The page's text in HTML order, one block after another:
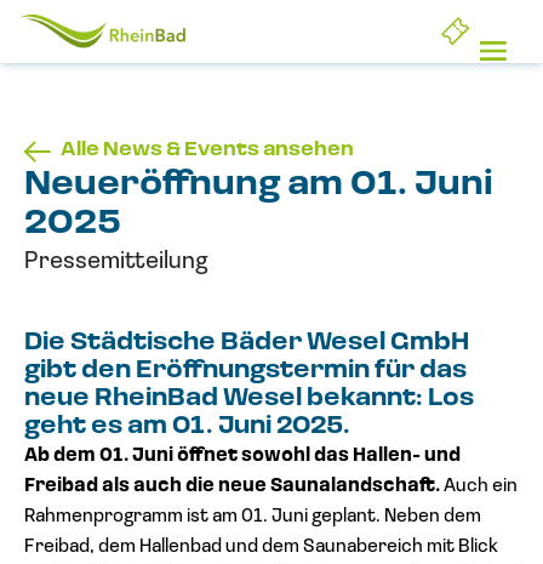
Startseite
Alle News & Events ansehen
Neueröffnung am 01. Juni
2025
Pressemitteilung
Die Städtische Bäder Wesel GmbH
gibt den Eröffnungstermin für das
neue RheinBad Wesel bekannt: Los
geht es am 01. Juni 2025.
Ab dem 01. Juni öffnet sowohl das Hallen- und
Freibad als auch die neue Saunalandschaft.Auch ein
Rahmenprogramm ist am 01. Juni geplant. Neben dem
Freibad, dem Hallenbad und dem Saunabereich mit Blick